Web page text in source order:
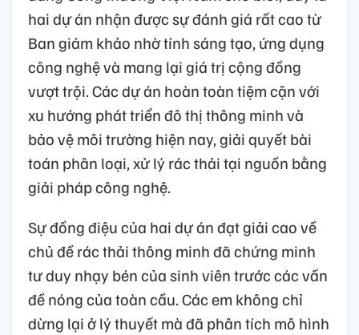
hai dự án nhận được sự đánh giá rất cao từ
Ban giám khảo nhờ tính sáng tạo, ứng dụng
công nghệ và mang lại giá trị cộng đồng
vượt trội. Các dự án hoàn toàn tiệm cận với
xu hướng phát triển đô thị thông minh và
bảo vệ môi trường hiện nay, giải quyết bài
toán phân loại, xử lý rác thải tại nguồn bằng
giải pháp công nghệ.
Sự đồng điệu của hai dự án đạt giải cao về
chủ đề rác thải thông minh đã chứng minh
tư duy nhạy bén của sinh viên trước các vấn
đề nóng của toàn cầu. Các em không chỉ
dừng lại ở lý thuyết mà đã phân tích mô hình